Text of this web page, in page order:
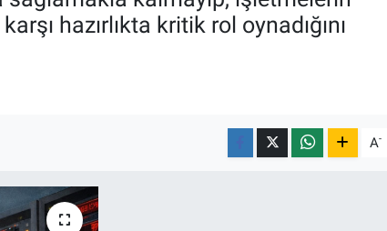
hazırlıkta kritik rol oynadığını
A-